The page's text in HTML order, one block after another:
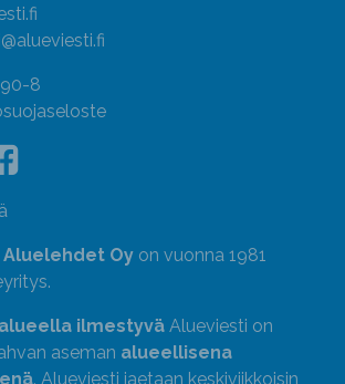
8
Oy on vuonna 1981
ilmestyvä Alueviesti on
aseman alueellisena
. Alueviesti jaetaan keskiviikkoisin